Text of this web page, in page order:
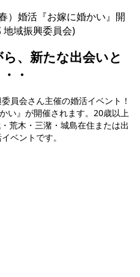
、新たな出会いと
・
員会さん主催の婚活イベント！
い』が開催されます。20歳以上
荒木・三潴・城島在住または出
ベントです。